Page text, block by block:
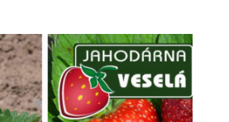
až
250.00 Kč